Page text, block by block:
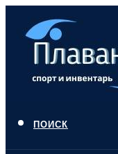
ПОИСК